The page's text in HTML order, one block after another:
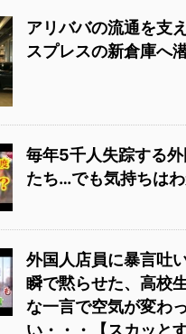
アリババの流通を支
スプレスの新倉庫へ
毎年5千人失踪する
たち…でも気持ちは
外国人店員に暴言吐
瞬で黙らせた、高校
な一言で空気が変わ
い・・・【スカッと